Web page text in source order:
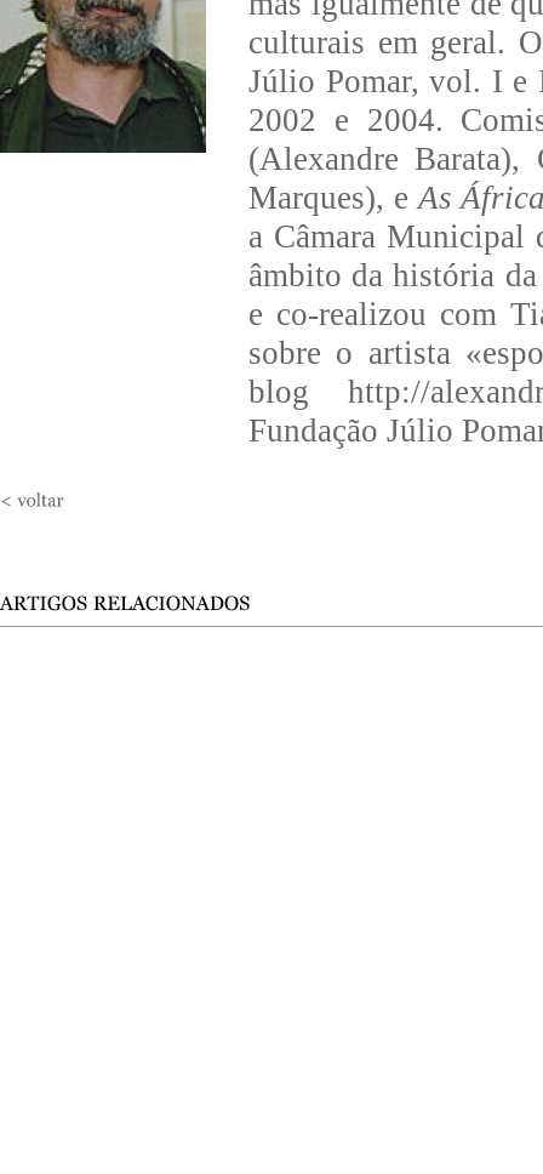
culturais em geral.
Júlio Pomar, vol. I e
2002 e 2004.
(Alexandre
Marques), e As
a Câmara Municipal
âmbito da história
e co-realizou com
sobre o artista
blog http://
Fundação Júlio